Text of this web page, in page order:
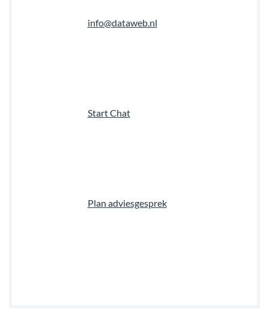
info@dataweb.nl
Start Chat
Plan adviesgesprek